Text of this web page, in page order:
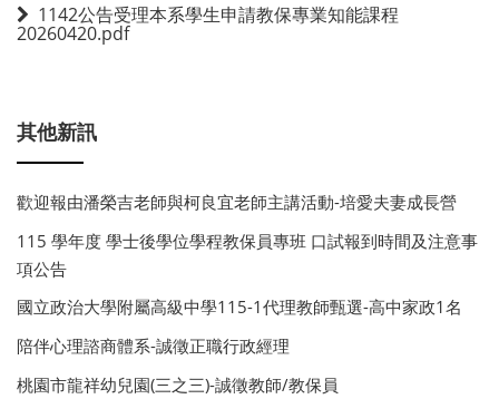
1142公告受理本系學生申請教保專業知能課程
20260420.pdf
其他新訊
歡迎報由潘榮吉老師與柯良宜老師主講活動-培愛夫妻成長營
115 學年度 學士後學位學程教保員專班 口試報到時間及注意事
項公告
國立政治大學附屬高級中學115-1代理教師甄選-高中家政1名
陪伴心理諮商體系-誠徵正職行政經理
桃園市龍祥幼兒園(三之三)-誠徵教師/教保員